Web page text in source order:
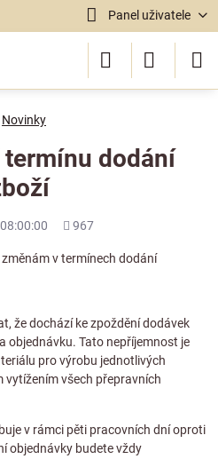
Panel uživatele
Novinky
dodání
Počet
967
v termínech dodání
že dochází ke zpoždění dodávek
objednávku. Tato nepříjemnost je
pro výrobu jednotlivých
všech přepravních
v rámci pěti pracovních dní oproti
objednávky budete vždy